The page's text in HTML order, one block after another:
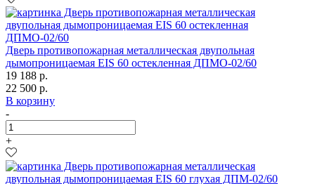
Дверь противопожарная металлическая двупольная
дымопроницаемая EIS 60 остекленная ДПМО-02/60
19 188 р.
22 500 р.
В корзину
-
+